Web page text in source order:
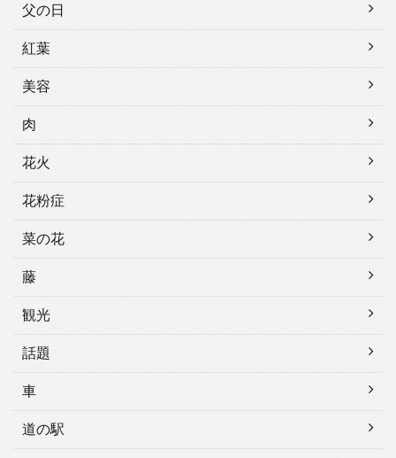
父の日
紅葉
美容
肉
花火
花粉症
菜の花
藤
観光
話題
車
道の駅